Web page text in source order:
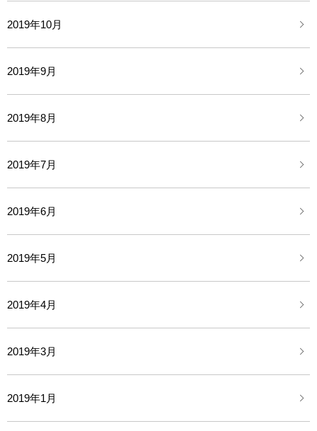
2019年10月
2019年9月
2019年8月
2019年7月
2019年6月
2019年5月
2019年4月
2019年3月
2019年1月